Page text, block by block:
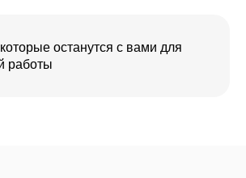
останутся с вами для
работы